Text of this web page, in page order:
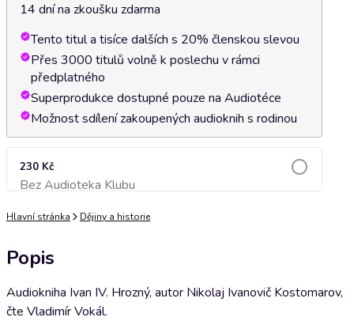
14 dní na zkoušku zdarma
Tento titul a tisíce dalších s 20% členskou slevou
Přes 3000 titulů volně k poslechu v rámci
předplatného
Superprodukce dostupné pouze na Audiotéce
Možnost sdílení zakoupených audioknih s rodinou
230 Kč
Bez Audioteka KlubuPřidat do košíku
Hlavní stránka Dějiny a historie
Popis
Audiokniha Ivan IV. Hrozný, autor Nikolaj Ivanovič Kostomarov,
čte Vladimír Vokál.